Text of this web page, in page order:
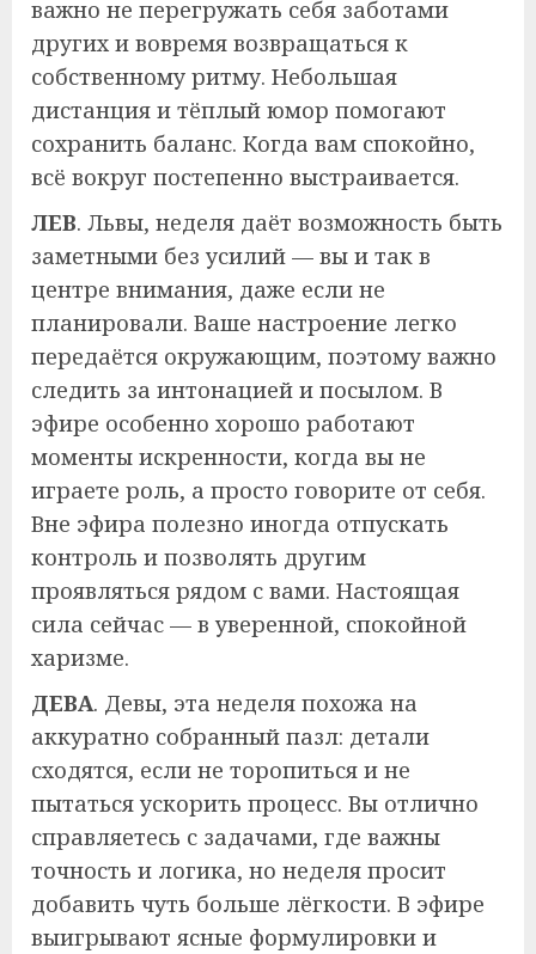
важно не перегружать себя заботами
других и вовремя возвращаться к
собственному ритму. Небольшая
дистанция и тёплый юмор помогают
сохранить баланс. Когда вам спокойно,
всё вокруг постепенно выстраивается.
ЛЕВ. Львы, неделя даёт возможность быть
заметными без усилий — вы и так в
центре внимания, даже если не
планировали. Ваше настроение легко
передаётся окружающим, поэтому важно
следить за интонацией и посылом. В
эфире особенно хорошо работают
моменты искренности, когда вы не
играете роль, а просто говорите от себя.
Вне эфира полезно иногда отпускать
контроль и позволять другим
проявляться рядом с вами. Настоящая
сила сейчас — в уверенной, спокойной
харизме.
ДЕВА. Девы, эта неделя похожа на
аккуратно собранный пазл: детали
сходятся, если не торопиться и не
пытаться ускорить процесс. Вы отлично
справляетесь с задачами, где важны
точность и логика, но неделя просит
добавить чуть больше лёгкости. В эфире
выигрывают ясные формулировки и